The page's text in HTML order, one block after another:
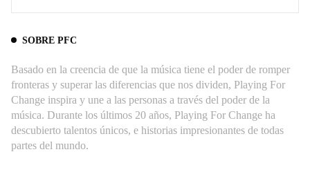
SOBRE PFC
Basado en la creencia de que la música tiene el poder de romper
fronteras y superar las diferencias que nos dividen, Playing For
Change inspira y une a las personas a través del poder de la
música. Durante los últimos 20 años, Playing For Change ha
descubierto talentos únicos, e historias impresionantes de todas
partes del mundo.